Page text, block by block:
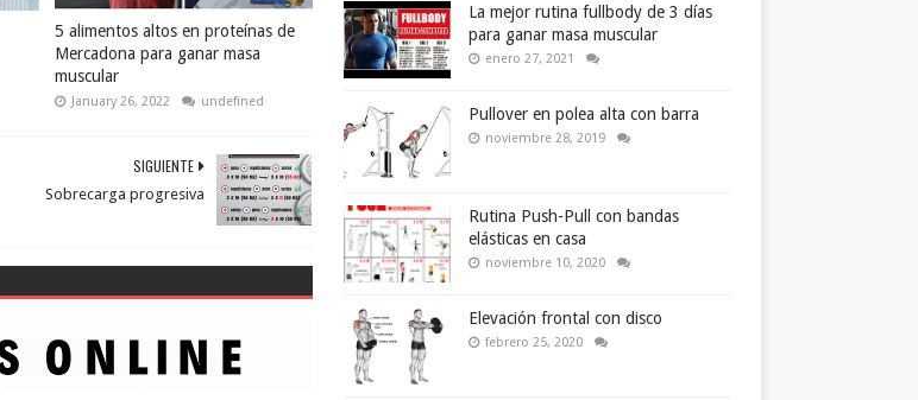
5 alimentos altos en proteínas de
Mercadona para ganar masa
muscular
January 26, 2022 undefined
SIGUIENTE
Sobrecarga progresiva
La mejor rutina fullbody de 3 días
para ganar masa muscular
enero 27, 2021
Pullover en polea alta con barra
noviembre 28, 2019
Rutina Push-Pull con bandas
elásticas en casa
noviembre 10, 2020
Elevación frontal con disco
febrero 25, 2020